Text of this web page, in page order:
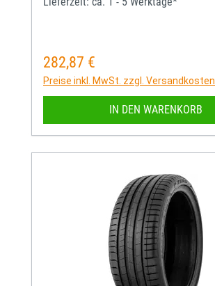
Regulärer Preis:
282,87 €
Preise inkl. MwSt. zzgl. Versandkosten
IN DEN WARENKORB